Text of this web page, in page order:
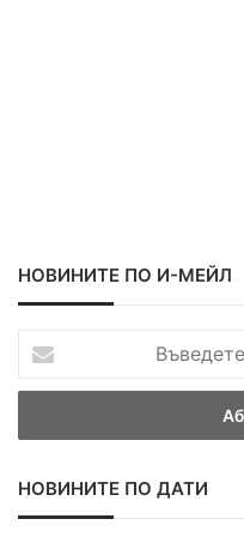
НОВИНИТЕ ПО И-МЕЙЛ
в
д
т
е
НОВИНИТЕ ПО ДАТИ